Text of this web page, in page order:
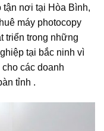
tận nơi tại Hòa Bình,
máy photocopy
triển trong những
tại bắc ninh vì
các doanh
tỉnh .